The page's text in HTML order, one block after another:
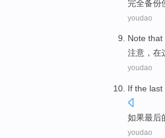
完全备份
youdao
Note that
注意 ， 在
youdao
If the last
如果最后
youdao